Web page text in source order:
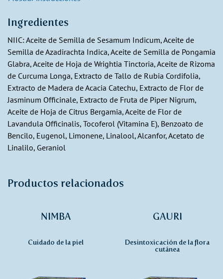
Ingredientes
NIIC: Aceite de Semilla de Sesamum Indicum, Aceite de
Semilla de Azadirachta Indica, Aceite de Semilla de Pongamia
Glabra, Aceite de Hoja de Wrightia Tinctoria, Aceite de Rizoma
de Curcuma Longa, Extracto de Tallo de Rubia Cordifolia,
Extracto de Madera de Acacia Catechu, Extracto de Flor de
Jasminum Officinale, Extracto de Fruta de Piper Nigrum,
Aceite de Hoja de Citrus Bergamia, Aceite de Flor de
Lavandula Officinalis, Tocoferol (Vitamina E), Benzoato de
Bencilo, Eugenol, Limonene, Linalool, Alcanfor, Acetato de
Linalilo, Geraniol
Productos relacionados
NIMBA
Cuidado de la piel
GAURI
Desintoxicación de la flora
cutánea